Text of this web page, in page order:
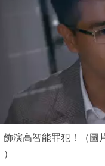
演高智能罪犯！（圖